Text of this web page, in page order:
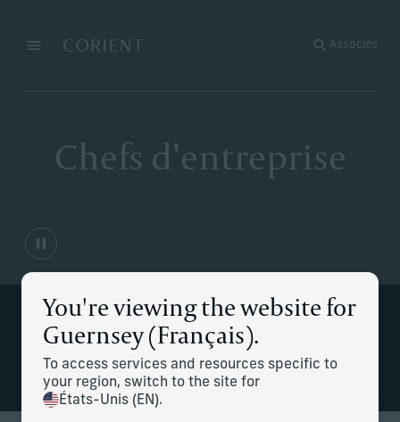
MenuRetour à la page d’accueil
You're viewing the website for
Guernsey (Français).
To access services and resources specific to
your region, switch to the site for
États-Unis (EN).
Associés
Chefs d’entreprise
Planification patrimoniale stratégique
à chaque étape de la détention.